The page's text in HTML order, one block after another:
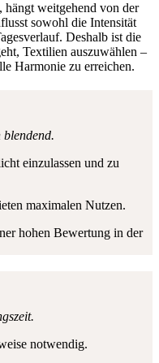
hängt weitgehend von der
sowohl die Intensität
Deshalb ist die
Textilien auszuwählen –
Harmonie zu erreichen.
blendend.
einzulassen und zu
maximalen Nutzen.
hohen Bewertung in der
notwendig.